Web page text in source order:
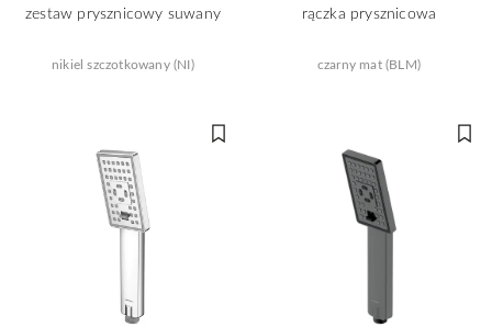
zestaw prysznicowy suwany
nikiel szczotkowany (NI)
rączka prysznicowa
czarny mat (BLM)